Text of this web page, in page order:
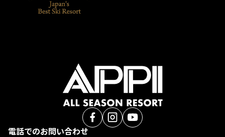
電話でのお問い合わせ